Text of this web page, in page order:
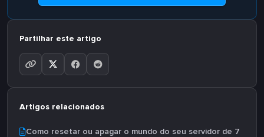
Partilhar este artigo
Artigos relacionados
Como resetar ou apagar o mundo do seu servidor de 7